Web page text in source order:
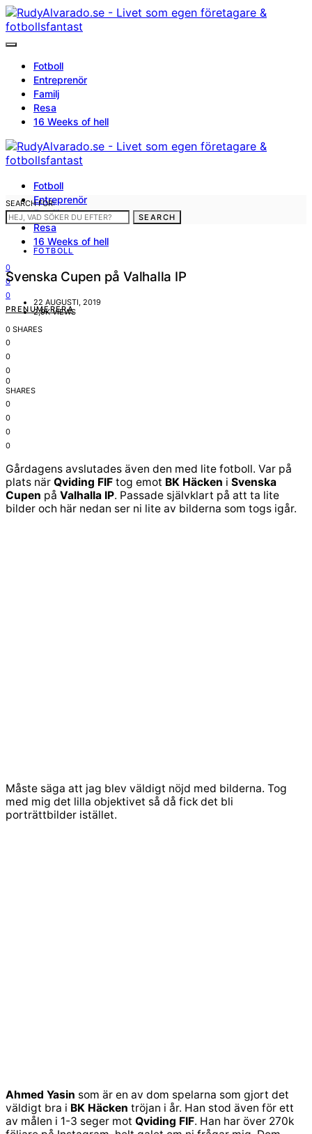
Fotboll
Entreprenör
Familj
Resa
16 Weeks of hell
Fotboll
Entreprenör
Familj
Resa
16 Weeks of hell
0
0
0
PRENUMERERA
SEARCH FOR:
SEARCH
FOTBOLL
Svenska Cupen på Valhalla IP
22 AUGUSTI, 2019
2,9K VIEWS
0 SHARES
0
0
0
0
SHARES
0
0
0
0
Gårdagens avslutades även den med lite fotboll. Var på
plats när Qviding FIF tog emot BK Häcken i Svenska
Cupen på Valhalla IP. Passade självklart på att ta lite
bilder och här nedan ser ni lite av bilderna som togs igår.
Måste säga att jag blev väldigt nöjd med bilderna. Tog
med mig det lilla objektivet så då fick det bli
porträttbilder istället.
Ahmed Yasin som är en av dom spelarna som gjort det
väldigt bra i BK Häcken tröjan i år. Han stod även för ett
av målen i 1-3 seger mot Qviding FIF. Han har över 270k